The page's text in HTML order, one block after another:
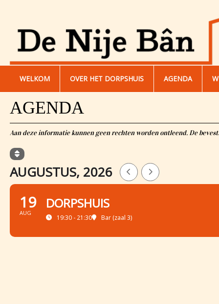
WELKOM OVER HET DORPSHUIS AGENDA
AGENDA
Aan deze informatie kunnen geen rechten worden ontleend. De
AUGUSTUS, 2026
19
AUG
DORPSHUIS
19:30 - 21:30 Bar (zaal 3)